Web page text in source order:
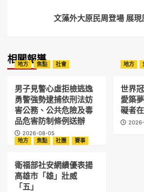
文藻外大原民周登場 展
相關報導
地方 焦點 社會
男子見警心虛拒檢逃逸
勇警強勢逮捕依刑法妨
害公務、公共危險及毒
品危害防制條例送辦
2026-08-05
地方
世界
愛築
礙者
地方 焦點 社團 賽事
衛福部社安網績優表揚
高雄市「雄」壯威
「五」